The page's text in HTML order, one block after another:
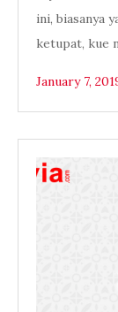
ini, biasanya
ketupat, kue
January 7,